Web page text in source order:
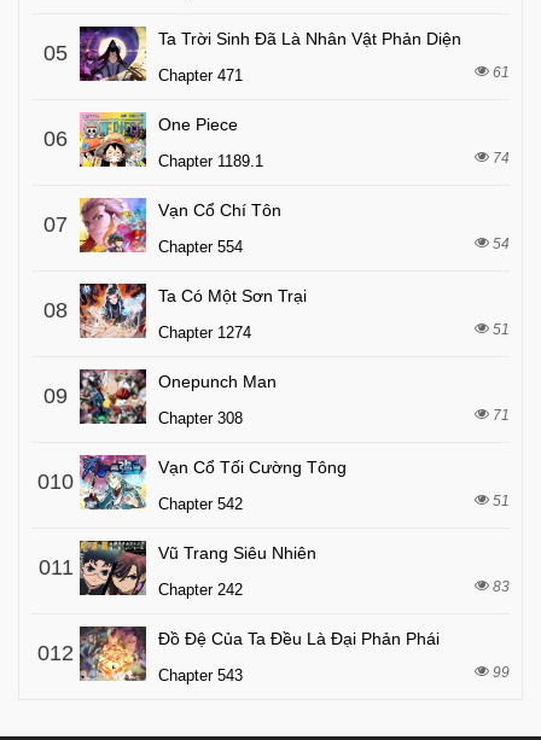
05
Ta Trời Sinh Đã Là Nhân Vật Phản Diện
Chapter 471 61
06
One Piece
Chapter 1189.1 74
07
Vạn Cổ Chí Tôn
Chapter 554 54
08
Ta Có Một Sơn Trại
Chapter 1274 51
09
Onepunch Man
Chapter 308 71
010
Vạn Cổ Tối Cường Tông
Chapter 542 51
011
Vũ Trang Siêu Nhiên
Chapter 242 83
012
Đồ Đệ Của Ta Đều Là Đại Phản Phái
Chapter 543 99